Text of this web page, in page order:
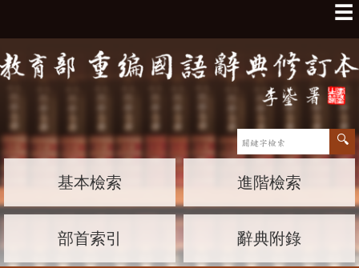
☰
基本檢索 進階檢索
部首索引 辭典附錄